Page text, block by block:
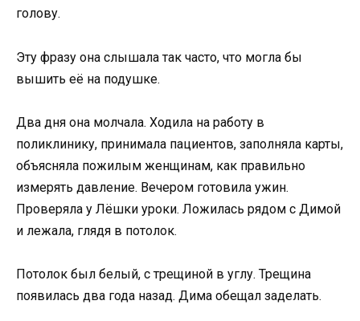
голову.
Эту фразу она слышала так часто, что могла бы
вышить её на подушке.
Два дня она молчала. Ходила на работу в
поликлинику, принимала пациентов, заполняла карты,
объясняла пожилым женщинам, как правильно
измерять давление. Вечером готовила ужин.
Проверяла у Лёшки уроки. Ложилась рядом с Димой
и лежала, глядя в потолок.
Потолок был белый, с трещиной в углу. Трещина
появилась два года назад. Дима обещал заделать.